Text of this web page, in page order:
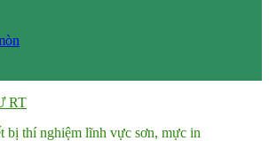
RT
bị thí nghiệm lĩnh vực sơn, mực in